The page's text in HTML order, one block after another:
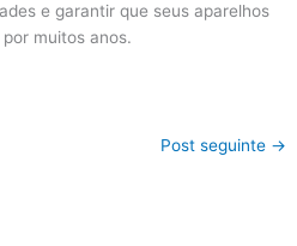
e garantir que seus aparelhos
muitos anos.
Post seguinte →